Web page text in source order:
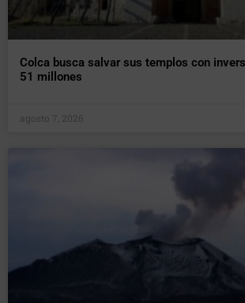
Colca busca salvar sus templos con
51 millones
agosto 7, 2026